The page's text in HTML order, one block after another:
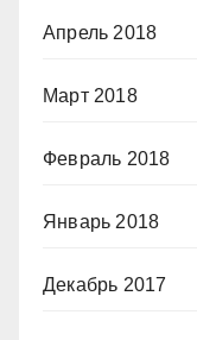
Апрель 2018
Март 2018
Февраль 2018
Январь 2018
Декабрь 2017